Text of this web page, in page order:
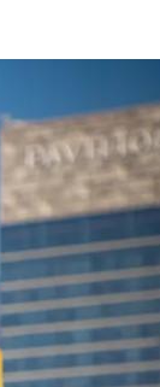
советы
советы